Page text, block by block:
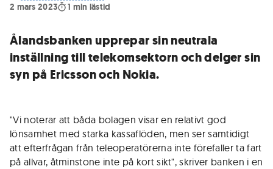
2 mars 2023
1 min lästid
Ålandsbanken upprepar sin neutrala
inställning till telekomsektorn och delger sin
syn på Ericsson och Nokia.
"Vi noterar att båda bolagen visar en relativt god
lönsamhet med starka kassaflöden, men ser samtidigt
att efterfrågan från teleoperatörerna inte förefaller ta fart
på allvar, åtminstone inte på kort sikt", skriver banken i en